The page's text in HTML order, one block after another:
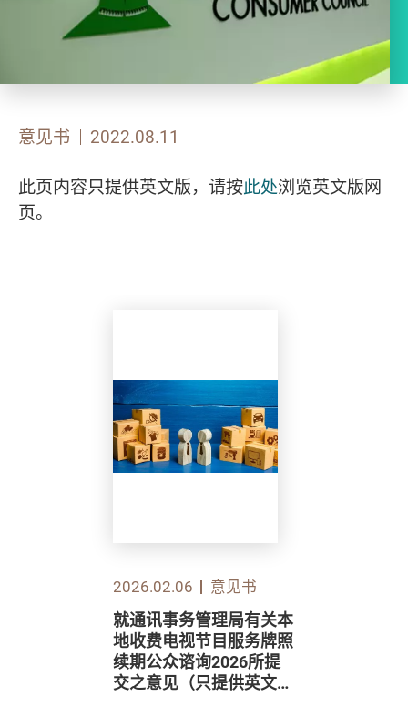
意见书 2022.08.11
此页内容只提供英文版，请按此处浏览英文版网
页。
2026.02.06 意见书
就通讯事务管理局有关本
地收费电视节目服务牌照
续期公众谘询2026所提
交之意见（只提供英文